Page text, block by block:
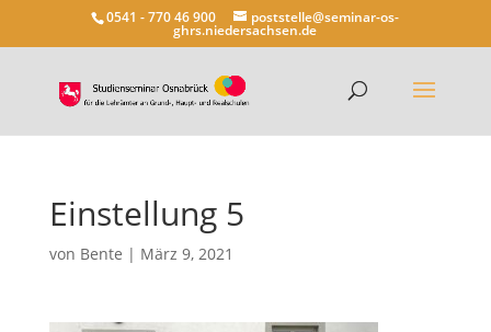
0541 - 770 46 900 poststelle@seminar-os-
ghrs.niedersachsen.de
Einstellung 5
von Bente | März 9, 2021